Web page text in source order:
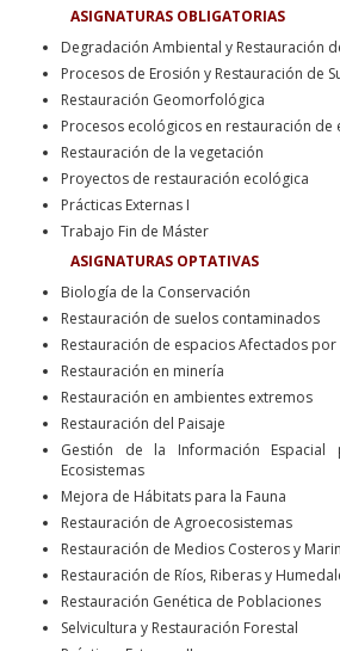
ASIGNATURAS OBLIGATORIAS
Degradación Ambiental y Restauración
Procesos de Erosión y Restauración de
Restauración Geomorfológica
Procesos ecológicos en restauración de
Restauración de la vegetación
Proyectos de restauración ecológica
Prácticas Externas I
Trabajo Fin de Máster
ASIGNATURAS OPTATIVAS
Biología de la Conservación
Restauración de suelos contaminados
Restauración de espacios Afectados
Restauración en minería
Restauración en ambientes extremos
Restauración del Paisaje
Gestión de la Información Espacial
Ecosistemas
Mejora de Hábitats para la Fauna
Restauración de Agroecosistemas
Restauración de Medios Costeros y
Restauración de Ríos, Riberas y
Restauración Genética de Poblaciones
Selvicultura y Restauración Forestal